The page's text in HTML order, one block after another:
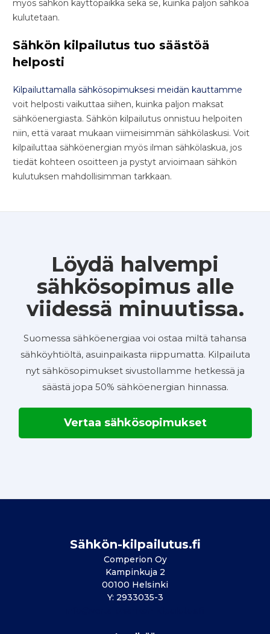
myös sähkön käyttöpaikka sekä se, kuinka paljon sähköä
kulutetaan.
Sähkön kilpailutus tuo säästöä
helposti
Kilpailuttamalla sähkösopimuksesi meidän kauttamme
voit helposti vaikuttaa siihen, kuinka paljon maksat
sähköenergiasta. Sähkön kilpailutus onnistuu helpoiten
niin, että varaat mukaan viimeisimmän sähkölaskusi. Voit
kilpailuttaa sähköenergian myös ilman sähkölaskua, jos
tiedät kohteen osoitteen ja pystyt arvioimaan sähkön
kulutuksen mahdollisimman tarkkaan.
Löydä halvempi
sähkösopimus alle
viidessä minuutissa.
Suomessa sähköenergiaa voi ostaa miltä tahansa
sähköyhtiöltä, asuinpaikasta riippumatta. Kilpailuta
nyt sähkösopimukset sivustollamme hetkessä ja
säästä jopa 50% sähköenergian hinnassa.
Vertaa sähkösopimukset
Sähkön-kilpailutus.fi
Comperion Oy
Kampinkuja 2
00100 Helsinki
Y: 2933035-3